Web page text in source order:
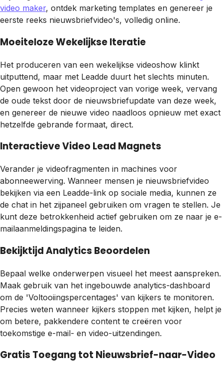
video maker, ontdek marketing templates en genereer je
eerste reeks nieuwsbriefvideo's, volledig online.
Moeiteloze Wekelijkse Iteratie
Het produceren van een wekelijkse videoshow klinkt
uitputtend, maar met Leadde duurt het slechts minuten.
Open gewoon het videoproject van vorige week, vervang
de oude tekst door de nieuwsbriefupdate van deze week,
en genereer de nieuwe video naadloos opnieuw met exact
hetzelfde gebrande formaat, direct.
Interactieve Video Lead Magnets
Verander je videofragmenten in machines voor
abonneewerving. Wanneer mensen je nieuwsbriefvideo
bekijken via een Leadde-link op sociale media, kunnen ze
de chat in het zijpaneel gebruiken om vragen te stellen. Je
kunt deze betrokkenheid actief gebruiken om ze naar je e-
mailaanmeldingspagina te leiden.
Bekijktijd Analytics Beoordelen
Bepaal welke onderwerpen visueel het meest aanspreken.
Maak gebruik van het ingebouwde analytics-dashboard
om de 'Voltooiingspercentages' van kijkers te monitoren.
Precies weten wanneer kijkers stoppen met kijken, helpt je
om betere, pakkendere content te creëren voor
toekomstige e-mail- en video-uitzendingen.
Gratis Toegang tot Nieuwsbrief-naar-Video